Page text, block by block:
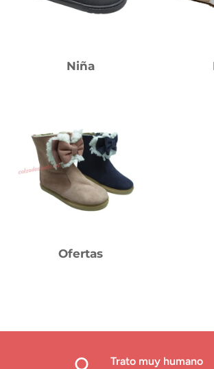
Niña
Ofertas
Trato muy humano